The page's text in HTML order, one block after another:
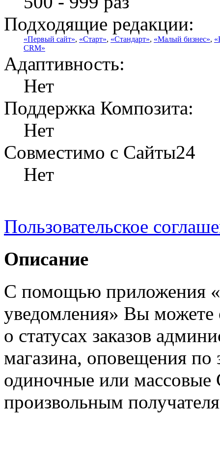
Подходящие редакции:
«Первый сайт», «Старт», «Стандарт», «Малый бизнес»,
CRM»
Адаптивность:
Нет
Поддержка Композита:
Нет
Совместимо с Сайты24
Нет
Пользовательское
Описание
С помощью приложения
уведомления» Вы
о статусах заказов
магазина, оповещения
одиночные или
произвольным